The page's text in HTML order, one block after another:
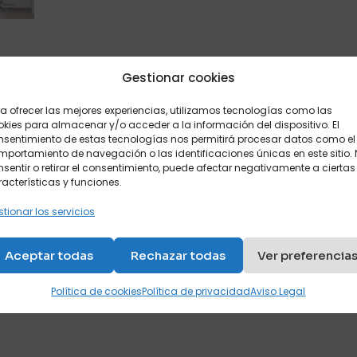
Gestionar cookies
ofrecer las mejores experiencias, utilizamos tecnologías como las
para almacenar y/o acceder a la información del dispositivo. El
de estas tecnologías nos permitirá procesar datos como el
de navegación o las identificaciones únicas en este sitio.
o retirar el consentimiento, puede afectar negativamente a ciertas
y funciones.
los servicios
Aceptar todas Rechazar todas Ver preferencias
Política de cookiesPolítica de privacidadAviso Legal
Descripción Valoraciones
normales de hasta 20 cm de grosor. También se
un altillo para las almohadas y los cambios de ropa.
(alto) x 38cm de fondo.
color o madera, para personalizar el mueble.
completar su habitación.
libera mucho espacio cuando está plegada. ideal